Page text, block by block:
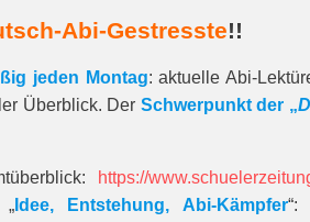
Abi-Gestresste!!
jeden Montag: aktuelle Abi-
Überblick. Der Schwerpunkt der „
https://
Idee, Entstehung, Abi-Kämpfer“: